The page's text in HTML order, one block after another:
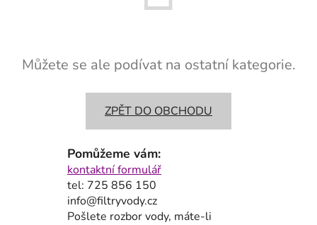
Můžete se ale podívat na ostatní kategorie.
ZPĚT DO OBCHODU
Pomůžeme vám:
kontaktní formulář
tel: 725 856 150
info@filtryvody.cz
Pošlete rozbor vody, máte-li